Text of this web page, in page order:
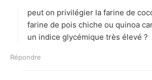
:
peut on privilégier la farine de
farine de pois chiche ou quinoa
un indice glycémique très élevé ?
Répondre